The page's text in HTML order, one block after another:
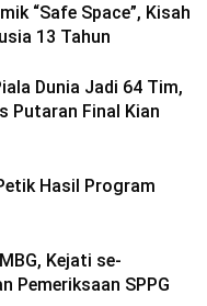
“Safe Space”, Kisah
13 Tahun
Dunia Jadi 64 Tim,
Putaran Final Kian
Hasil Program
Kejati se-
Pemeriksaan SPPG